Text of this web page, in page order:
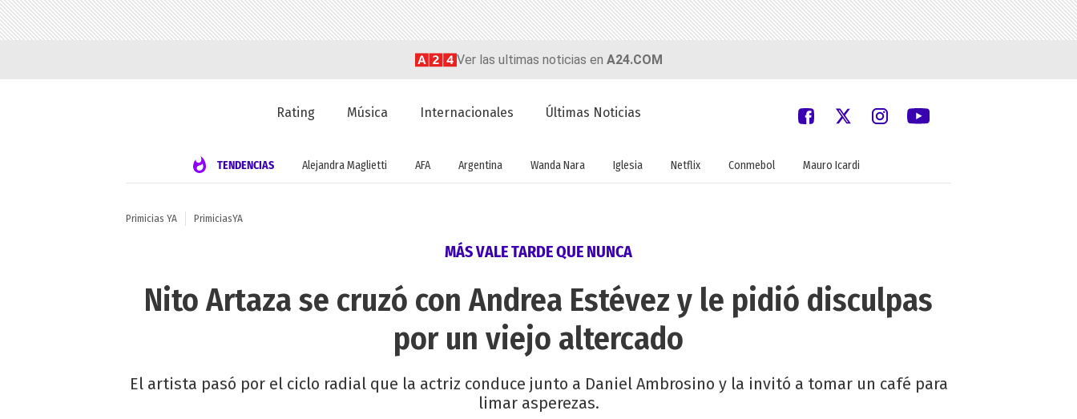
Ver las ultimas noticias en A24.COM
Rating Música Internacionales Últimas Noticias
TENDENCIAS Alejandra Maglietti AFA Argentina Wanda Nara Iglesia Netflix Conmebol Mauro Icardi
Primicias YA PrimiciasYA
MÁS VALE TARDE QUE NUNCA
Nito Artaza se cruzó con Andrea Estévez y le pidió disculpas
por un viejo altercado
El artista pasó por el ciclo radial que la actriz conduce junto a Daniel Ambrosino y la invitó a tomar un café para
limar asperezas.